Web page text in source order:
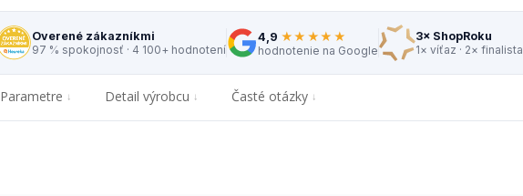
Overené zákazníkmi
97 % spokojnosť · 4 100+ hodnotení
4,9 ★★★★★
hodnotenie na Google
3× ShopRoku
1× víťaz · 2× finalista
Parametre Detail výrobcu Časté otázky